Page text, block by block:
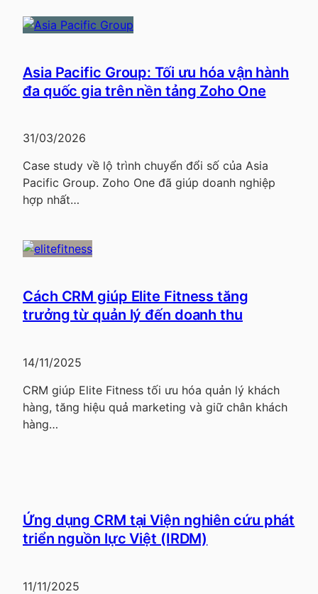
Asia Pacific Group: Tối ưu hóa vận hành
đa quốc gia trên nền tảng Zoho One
31/03/2026
Case study về lộ trình chuyển đổi số của Asia
Pacific Group. Zoho One đã giúp doanh nghiệp
hợp nhất…
Cách CRM giúp Elite Fitness tăng
trưởng từ quản lý đến doanh thu
14/11/2025
CRM giúp Elite Fitness tối ưu hóa quản lý khách
hàng, tăng hiệu quả marketing và giữ chân khách
hàng…
Ứng dụng CRM tại Viện nghiên cứu phát
triển nguồn lực Việt (IRDM)
11/11/2025